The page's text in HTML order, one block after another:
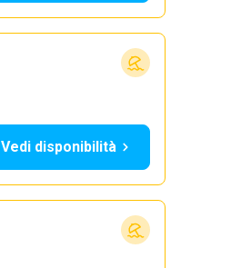
Vedi disponibilità